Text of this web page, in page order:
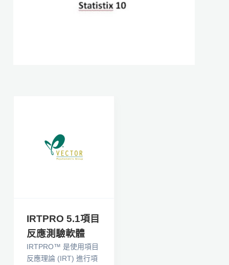
IRTPRO 5.1項目
反應測驗軟體
IRTPRO™ 是使用項目
反應理論 (IRT) 進行項